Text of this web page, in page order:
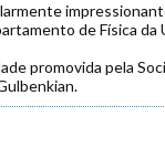
de Física
promovida pela